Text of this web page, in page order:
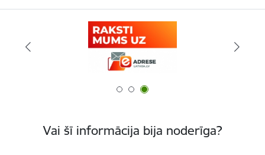
Vai šī informācija bija noderīga?